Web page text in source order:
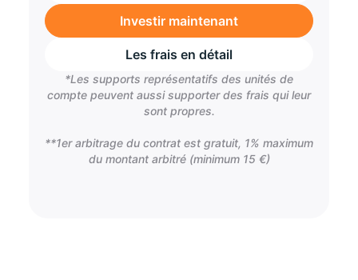
Investir maintenant
Les frais en détail
*Les supports représentatifs des unités de
compte peuvent aussi supporter des frais qui leur
sont propres.
**1er arbitrage du contrat est gratuit, 1% maximum
du montant arbitré (minimum 15 €)